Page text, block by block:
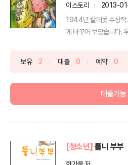
이스토리
2013-
1944년 칼데콧 수상작.
게 바꾸어 보았습니다.
보유 2 대출 0 예약 0
대출가능
[청소년] 틀니 부부